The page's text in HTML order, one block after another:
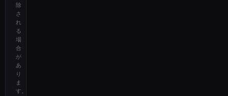
除
さ
れ
る
場
合
が
あ
り
ま
す。